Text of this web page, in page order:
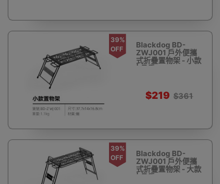
39%
OFF
Blackdog BD-
ZWJ001 戶外便攜
式折疊置物架 - 小款
| 承重20KG
$219 $361
39%
OFF
Blackdog BD-
ZWJ001 戶外便攜
式折疊置物架 - 大款
| 承重50KG